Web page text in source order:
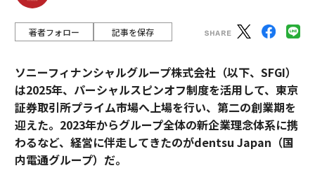
著者フォロー 記事を保存
ソニーフィナンシャルグループ株式会社（以下、SFGI）
は2025年、パーシャルスピンオフ制度を活用して、東京
証券取引所プライム市場へ上場を行い、第二の創業期を
迎えた。2023年からグループ全体の新企業理念体系に携
わるなど、経営に伴走してきたのがdentsu Japan（国
内電通グループ）だ。